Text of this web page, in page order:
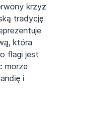
krzyż
tradycję
która
flagi jest
morze
i